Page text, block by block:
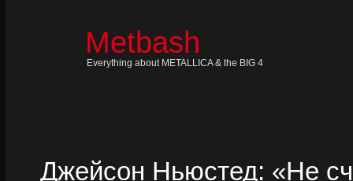
Metbash
Everything about METALLICA & the BIG 4
Джейсон Ньюстед: «Не